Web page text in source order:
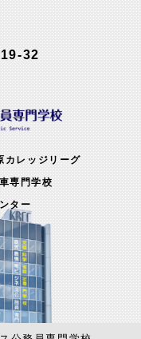
32
カレッジリーグ
専門学校
ター